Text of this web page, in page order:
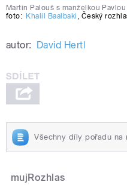
Martin Palouš s manželkou
foto: Khalil Baalbaki , Český
autor: David Hertl
Všechny díly pořadu na
mujRozhlas